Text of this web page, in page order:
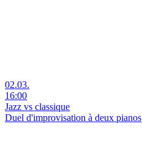
02.03.
16:00
Jazz vs classique
Duel d'improvisation à deux pianos